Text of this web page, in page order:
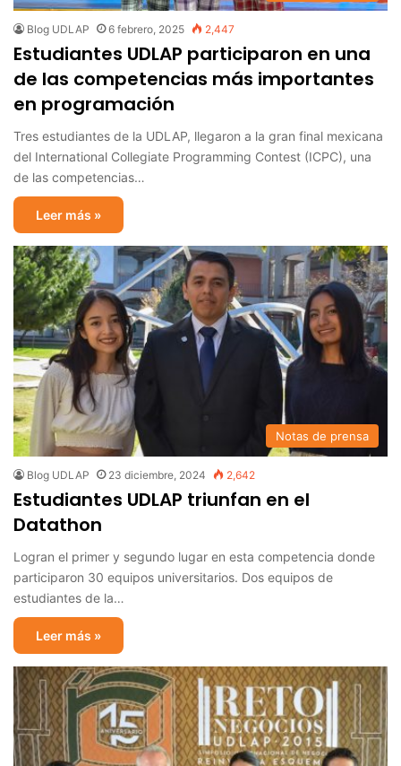
Blog UDLAP 6 febrero, 2025 2,447
Estudiantes UDLAP participaron en una
de las competencias más importantes
en programación
Tres estudiantes de la UDLAP, llegaron a la gran final mexicana
del International Collegiate Programming Contest (ICPC), una
de las competencias…
Leer más »
Notas de prensa
Blog UDLAP 23 diciembre, 2024 2,642
Estudiantes UDLAP triunfan en el
Datathon
Logran el primer y segundo lugar en esta competencia donde
participaron 30 equipos universitarios. Dos equipos de
estudiantes de la…
Leer más »